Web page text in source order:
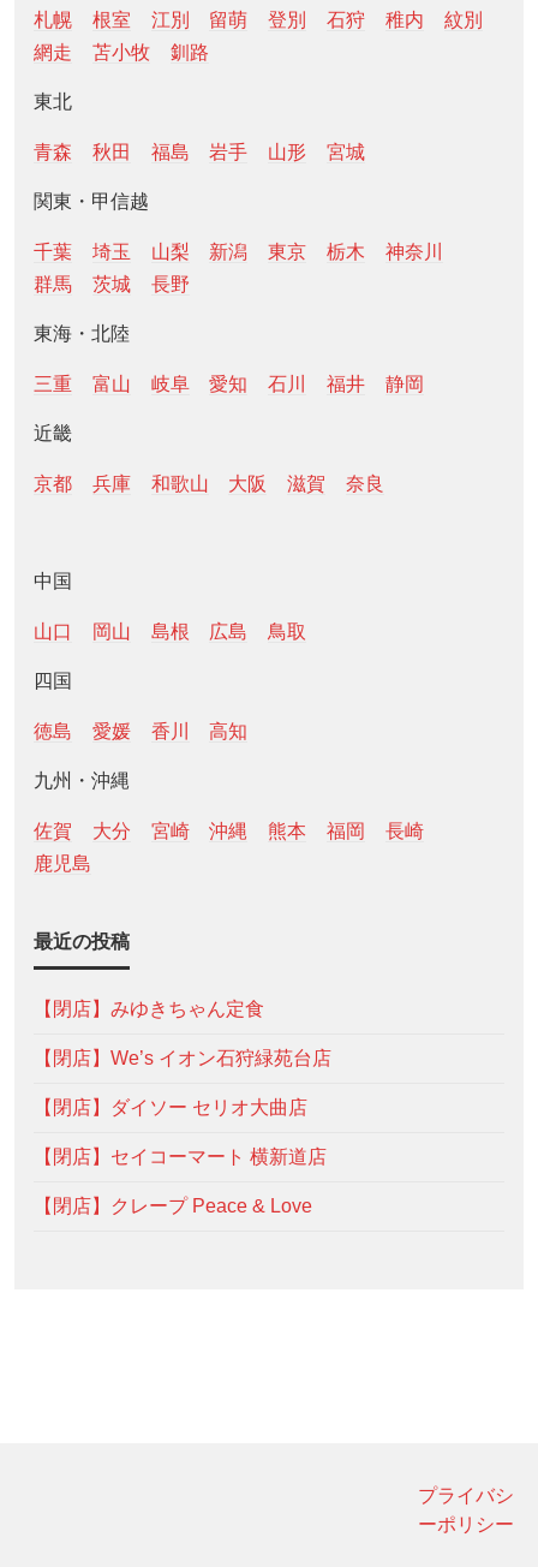
札幌
根室 江別 留萌 登別 石狩 稚内
紋別
網走
苫小牧 釧路
東北
青森 秋田 福島 岩手 山形 宮城
関東・甲信越
千葉 埼玉 山梨 新潟 東京 栃木
神奈川
群馬
茨城 長野
東海・北陸
三重 富山 岐阜 愛知 石川 福井 静岡
近畿
京都 兵庫 和歌山 大阪 滋賀 奈良
中国
山口 岡山 島根 広島 鳥取
四国
徳島 愛媛 香川 高知
九州・沖縄
佐賀 大分 宮崎 沖縄 熊本 福岡
長崎
鹿児島
最近の投稿
【閉店】みゆきちゃん定食
【閉店】We’s イオン石狩緑苑台店
【閉店】ダイソー セリオ大曲店
【閉店】セイコーマート 横新道店
【閉店】クレープ Peace & Love
プライバシ
ーポリシー